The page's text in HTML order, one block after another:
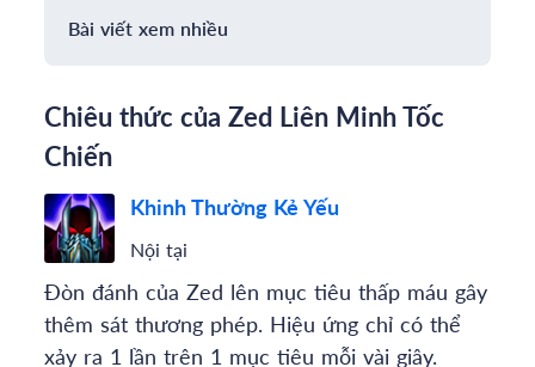
Bài viết xem nhiều
Chiêu thức của Zed Liên Minh Tốc
Chiến
Khinh Thường Kẻ Yếu
Nội tại
Đòn đánh của Zed lên mục tiêu thấp máu gây
thêm sát thương phép. Hiệu ứng chỉ có thể
xảy ra 1 lần trên 1 mục tiêu mỗi vài giây.